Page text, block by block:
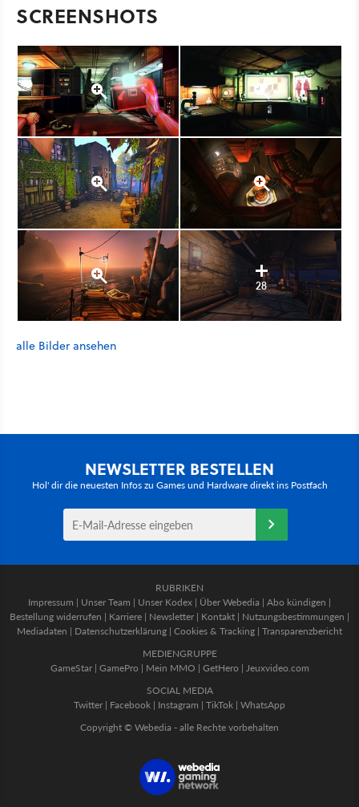
SCREENSHOTS
28
alle Bilder ansehen
NEWSLETTER BESTELLEN
Hol' dir die neuesten Infos zu Games und Hardware direkt ins Postfach
RUBRIKEN
Impressum | Unser Team | Unser Kodex | Über Webedia | Abo kündigen |
Bestellung widerrufen | Karriere | Newsletter | Kontakt | Nutzungsbestimmungen |
Mediadaten | Datenschutzerklärung | Cookies & Tracking | Transparenzbericht
MEDIENGRUPPE
GameStar| GamePro | Mein MMO | GetHero | Jeuxvideo.com
SOCIAL MEDIA
Twitter | Facebook | Instagram | TikTok | WhatsApp
Copyright © Webedia - alle Rechte vorbehalten